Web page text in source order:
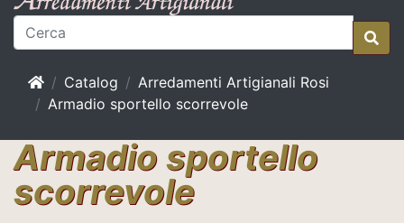
HomeCatalog
Arredamenti Artigianali Rosi
Armadio sportello scorrevole
Armadio sportello
scorrevole